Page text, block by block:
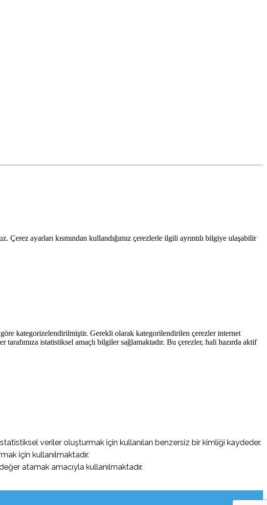
ayarları kısmından kullandığımız çerezlerle ilgili ayrıntılı bilgiye ulaşabilir
kategorizelendirilmiştir. Gerekli olarak kategorilendirilen çerezler internet
istatistiksel amaçlı bilgiler sağlamaktadır. Bu çerezler, hali hazırda aktif
veriler oluşturmak için kullanılan benzersiz bir kimliği kaydeder.
için kullanılmaktadır.
atamak amacıyla kullanılmaktadır.